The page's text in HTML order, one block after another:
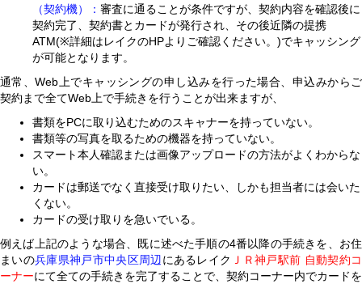
（契約機）： 審査に通ることが条件ですが、契約内容を確認後に
契約完了、契約書とカードが発行され、その後近隣の提携
ATM(※詳細はレイクのHPよりご確認ください。)でキャッシング
が可能となります。
通常、Web上でキャッシングの申し込みを行った場合、申込みからご
契約まで全てWeb上で手続きを行うことが出来ますが、
書類をPCに取り込むためのスキャナーを持っていない。
書類等の写真を取るための機器を持っていない。
スマート本人確認または画像アップロードの方法がよくわからな
い。
カードは郵送でなく直接受け取りたい、しかも担当者には会いた
くない。
カードの受け取りを急いでいる。
例えば上記のような場合、既に述べた手順の4番以降の手続きを、お住
まいの兵庫県神戸市中央区周辺にあるレイク ＪＲ神戸駅前 自動契約コ
ーナーにて全ての手続きを完了することで、契約コーナー内でカードを